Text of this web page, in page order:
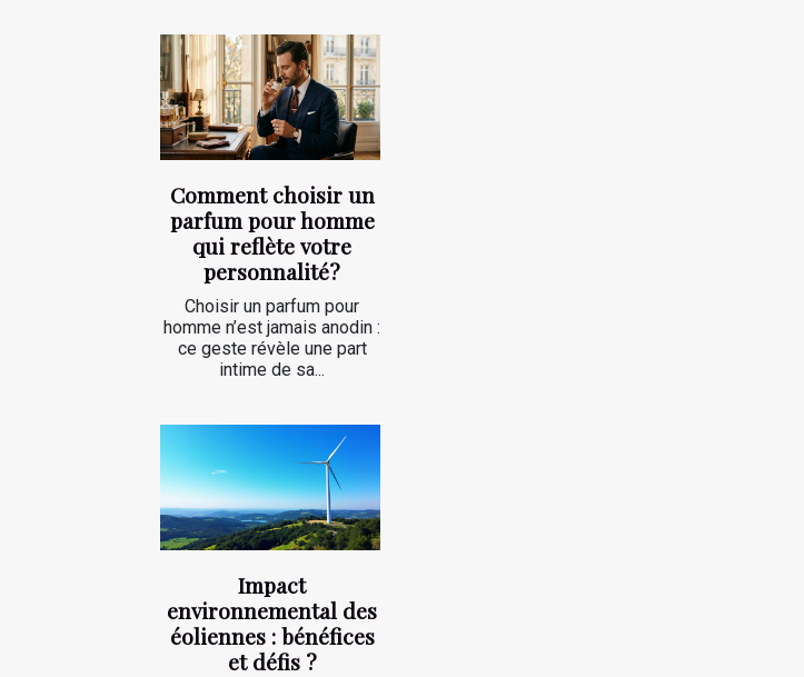
Comment choisir un
parfum pour homme
qui reflète votre
personnalité?
Choisir un parfum pour
homme n’est jamais anodin :
ce geste révèle une part
intime de sa...
Impact
environnemental des
éoliennes : bénéfices
et défis ?